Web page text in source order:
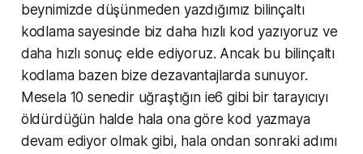
beynimizde düşünmeden yazdığımız bilinçaltı
kodlama sayesinde biz daha hızlı kod yazıyoruz ve
daha hızlı sonuç elde ediyoruz. Ancak bu bilinçaltı
kodlama bazen bize dezavantajlarda sunuyor.
Mesela 10 senedir uğraştığın ie6 gibi bir tarayıcıyı
öldürdüğün halde hala ona göre kod yazmaya
devam ediyor olmak gibi, hala ondan sonraki adımı